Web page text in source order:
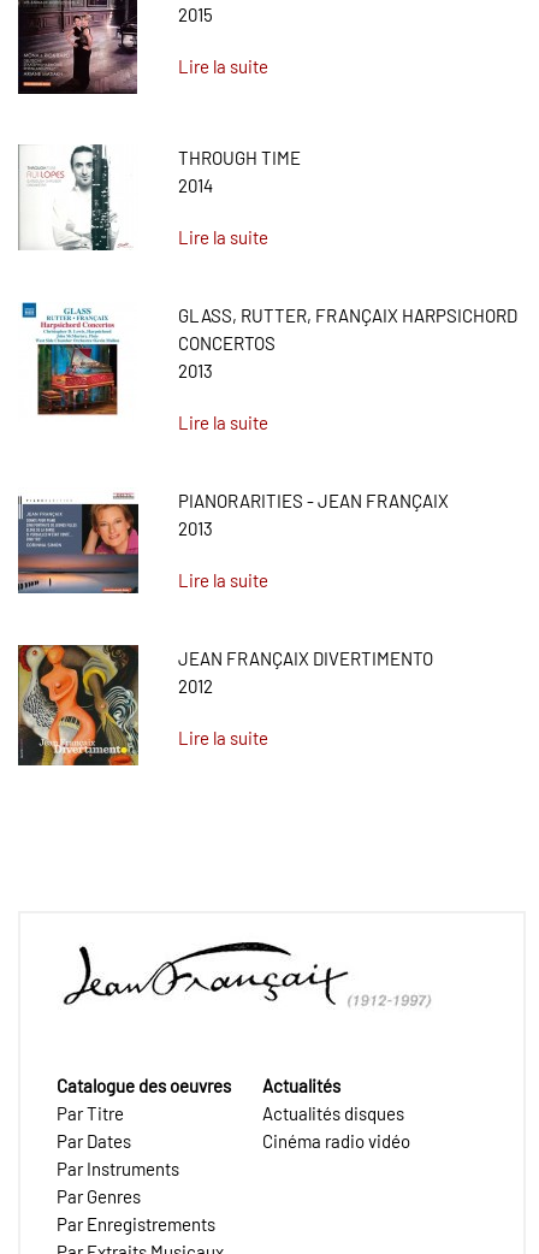
2015
Lire la suite
THROUGH TIME
2014
Lire la suite
GLASS, RUTTER, FRANÇAIX HARPSICHORD
CONCERTOS
2013
Lire la suite
PIANORARITIES - JEAN FRANÇAIX
2013
Lire la suite
JEAN FRANÇAIX DIVERTIMENTO
2012
Lire la suite
Catalogue des oeuvres
Par Titre
Par Dates
Par Instruments
Par Genres
Par Enregistrements
Actualités
Actualités disques
Cinéma radio vidéo